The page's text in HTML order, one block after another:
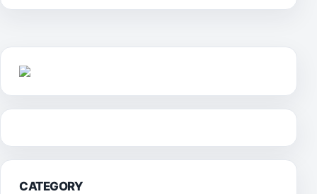
CATEGORY